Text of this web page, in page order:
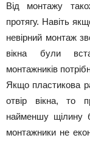
Від монтажу
протягу. Навіть
невірний монтаж
вікна були
монтажників
Якщо пластикова
отвір вікна, то
найменшу щілину
монтажники не